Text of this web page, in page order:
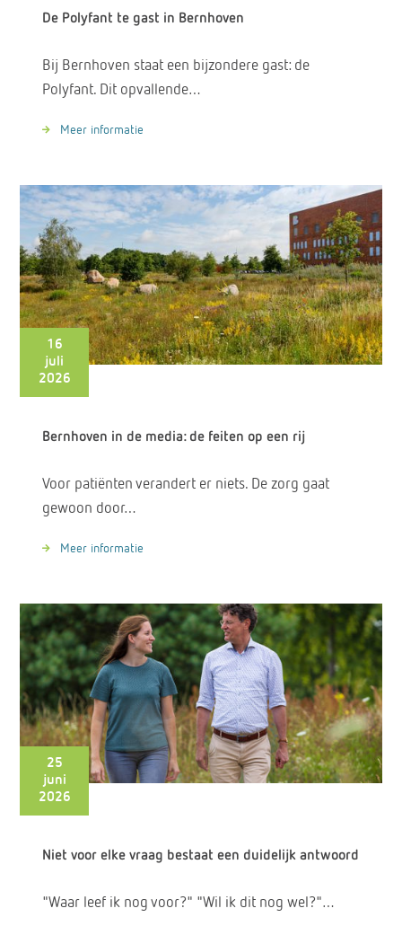
De Polyfant te gast in Bernhoven
Bij Bernhoven staat een bijzondere gast: de
Polyfant. Dit opvallende…
Meer informatie
16
juli
2026
Bernhoven in de media: de feiten op een rij
Voor patiënten verandert er niets. De zorg gaat
gewoon door…
Meer informatie
25
juni
2026
Niet voor elke vraag bestaat een duidelijk antwoord
"Waar leef ik nog voor?" "Wil ik dit nog wel?"…